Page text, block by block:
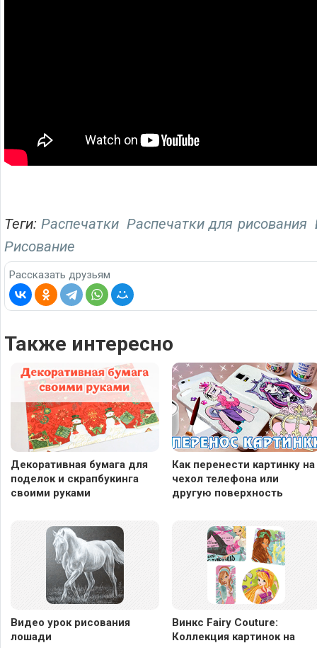
Теги: Распечатки Распечатки для рисования
Рисование
Рассказать друзьям
Также интересно
Декоративная бумага для
поделок и скрапбукинга
своими руками
Как перенести картинку на
чехол телефона или
другую поверхность
Видео урок рисования
лошади
Винкс Fairy Couture:
Коллекция картинок на